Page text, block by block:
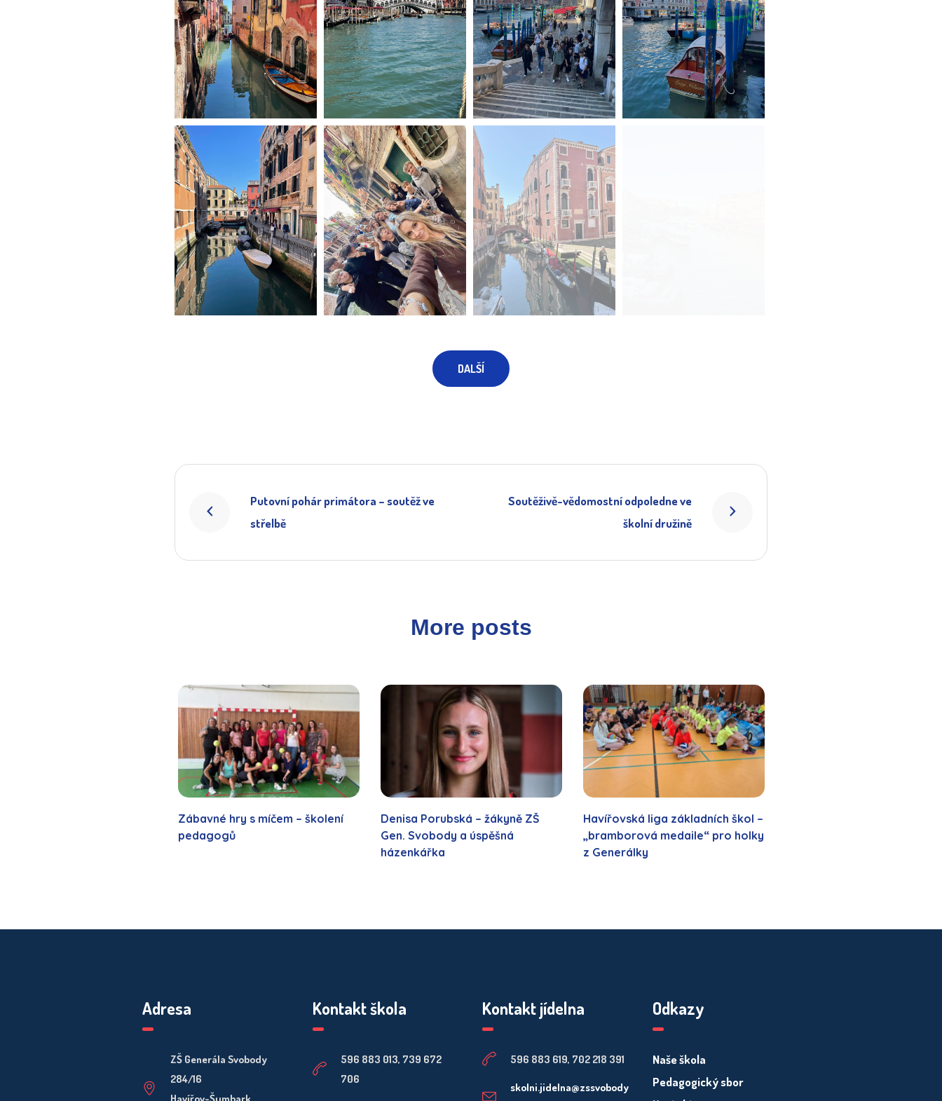
DALŠÍ
Putovní pohár primátora – soutěž ve
střelbě
Soutěživě-vědomostní odpoledne ve
školní družině
More posts
Zábavné hry s míčem – školení
pedagogů
Denisa Porubská – žákyně ZŠ
Gen. Svobody a úspěšná
házenkářka
Havířovská liga základních škol –
„bramborová medaile“ pro holky
z Generálky
Adresa
ZŠ Generála Svobody
284/16
Kontakt škola
596 883 013, 739 672
706
Kontakt jídelna
596 883 619, 702 218 391
skolni.jidelna@zssvobody
Odkazy
Naše škola
Pedagogický sbor